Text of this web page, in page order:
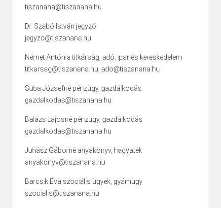
tiszanana@tiszanana.hu
Dr. Szabó István jegyző
jegyzo@tiszanana.hu
Német Antónia titkárság, adó, ipar és kereskedelem
titkarsag@tiszanana.hu, ado@tiszanana.hu
Suba Józsefné pénzügy, gazdálkodás
gazdalkodas@tiszanana.hu
Balázs Lajosné pénzügy, gazdálkodás
gazdalkodas@tiszanana.hu
Juhász Gáborné anyakönyv, hagyaték
anyakonyv@tiszanana.hu
Barcsik Éva szociális ügyek, gyámügy
szocialis@tiszanana.hu